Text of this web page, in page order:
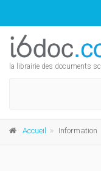
la librairie des documents
Accueil Information